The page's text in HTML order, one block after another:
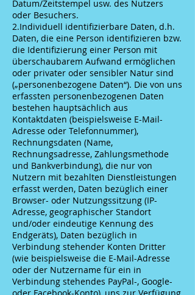
Datum/Zeitstempel usw. des Nutzers
oder Besuchers.
2.Individuell identifizierbare Daten, d.h.
Daten, die eine Person identifizieren bzw.
die Identifizierung einer Person mit
überschaubarem Aufwand ermöglichen
oder privater oder sensibler Natur sind
(„personenbezogene Daten“). Die von uns
erfassten personenbezogenen Daten
bestehen hauptsächlich aus
Kontaktdaten (beispielsweise E-Mail-
Adresse oder Telefonnummer),
Rechnungsdaten (Name,
Rechnungsadresse, Zahlungsmethode
und Bankverbindung), die nur von
Nutzern mit bezahlten Dienstleistungen
erfasst werden, Daten bezüglich einer
Browser- oder Nutzungssitzung (IP-
Adresse, geographischer Standort
und/oder eindeutige Kennung des
Endgeräts), Daten bezüglich in
Verbindung stehender Konten Dritter
(wie beispielsweise die E-Mail-Adresse
oder der Nutzername für ein in
Verbindung stehendes PayPal-, Google-